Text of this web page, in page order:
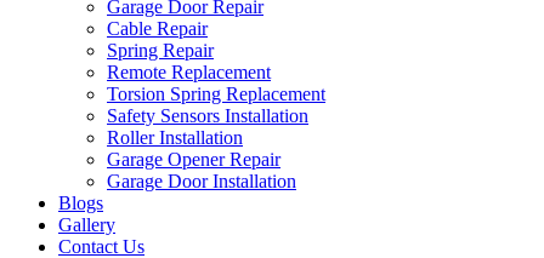
Garage Door Repair
Cable Repair
Spring Repair
Remote Replacement
Torsion Spring Replacement
Safety Sensors Installation
Roller Installation
Garage Opener Repair
Garage Door Installation
Blogs
Gallery
Contact Us